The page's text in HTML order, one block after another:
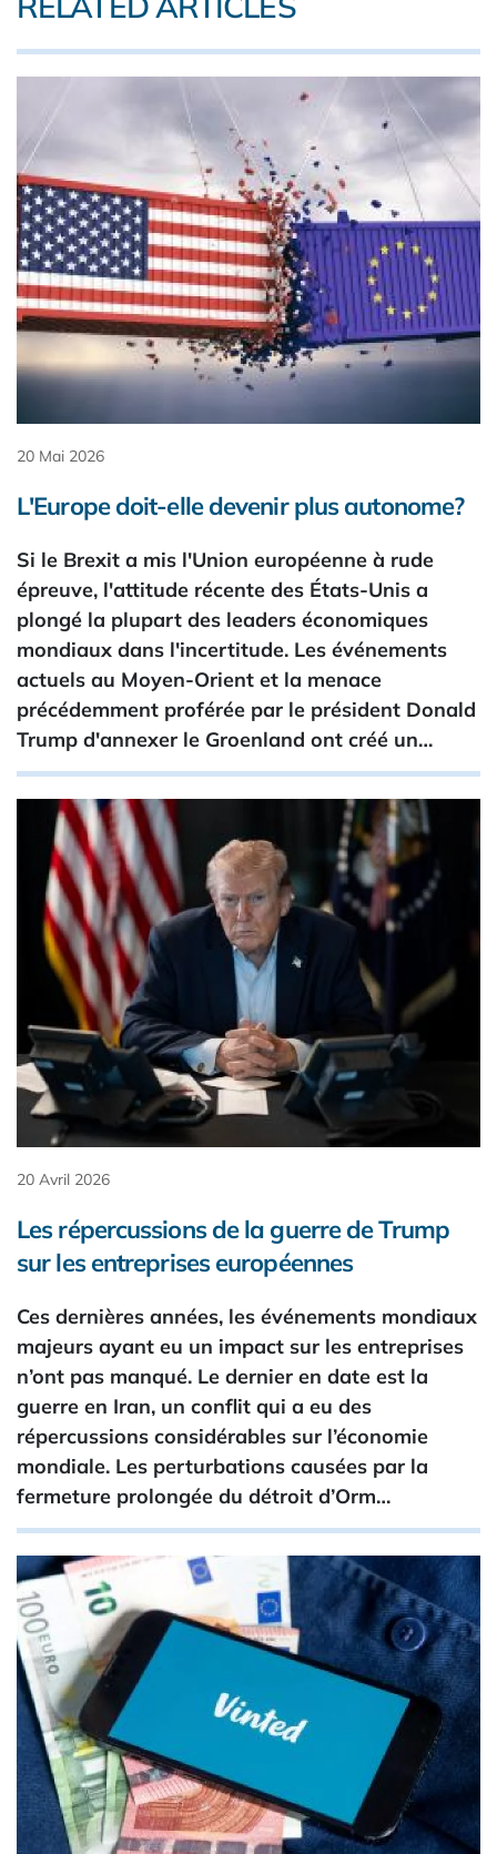
20 Mai 2026
L'Europe doit-elle devenir plus autonome?
Si le Brexit a mis l'Union européenne à rude
épreuve, l'attitude récente des États-Unis a
plongé la plupart des leaders économiques
mondiaux dans l'incertitude. Les événements
actuels au Moyen-Orient et la menace
précédemment proférée par le président Donald
Trump d'annexer le Groenland ont créé un…
20 Avril 2026
Les répercussions de la guerre de Trump
sur les entreprises européennes
Ces dernières années, les événements mondiaux
majeurs ayant eu un impact sur les entreprises
n’ont pas manqué. Le dernier en date est la
guerre en Iran, un conflit qui a eu des
répercussions considérables sur l’économie
mondiale. Les perturbations causées par la
fermeture prolongée du détroit d’Orm…